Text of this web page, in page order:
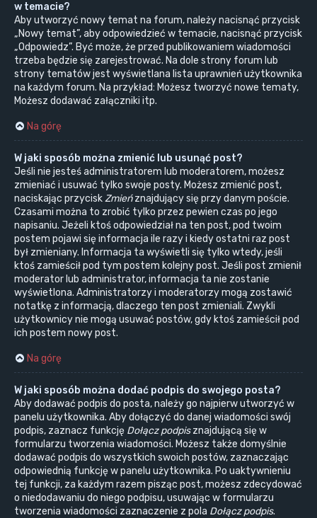
w temacie?
Aby utworzyć nowy temat na forum, należy nacisnąć przycisk
„Nowy temat”, aby odpowiedzieć w temacie, nacisnąć przycisk
„Odpowiedz”. Być może, że przed publikowaniem wiadomości
trzeba będzie się zarejestrować. Na dole strony forum lub
strony tematów jest wyświetlana lista uprawnień użytkownika
na każdym forum. Na przykład: Możesz tworzyć nowe tematy,
Możesz dodawać załączniki itp.
Na górę
W jaki sposób można zmienić lub usunąć post?
Jeśli nie jesteś administratorem lub moderatorem, możesz
zmieniać i usuwać tylko swoje posty. Możesz zmienić post,
naciskając przyciskZmieńznajdujący się przy danym poście.
Czasami można to zrobić tylko przez pewien czas po jego
napisaniu. Jeżeli ktoś odpowiedział na ten post, pod twoim
postem pojawi się informacja ile razy i kiedy ostatni raz post
był zmieniany. Informacja ta wyświetli się tylko wtedy, jeśli
ktoś zamieścił pod tym postem kolejny post. Jeśli post zmienił
moderator lub administrator, informacja ta nie zostanie
wyświetlona. Administratorzy i moderatorzy mogą zostawić
notatkę z informacją, dlaczego ten post zmieniali. Zwykli
użytkownicy nie mogą usuwać postów, gdy ktoś zamieścił pod
ich postem nowy post.
Na górę
W jaki sposób można dodać podpis do swojego posta?
Aby dodawać podpis do posta, należy go najpierw utworzyć w
panelu użytkownika. Aby dołączyć do danej wiadomości swój
podpis, zaznacz funkcję Dołącz podpisznajdującą się w
formularzu tworzenia wiadomości. Możesz także domyślnie
dodawać podpis do wszystkich swoich postów, zaznaczając
odpowiednią funkcję w panelu użytkownika. Po uaktywnieniu
tej funkcji, za każdym razem pisząc post, możesz zdecydować
o niedodawaniu do niego podpisu, usuwając w formularzu
tworzenia wiadomości zaznaczenie z pola Dołącz podpis.